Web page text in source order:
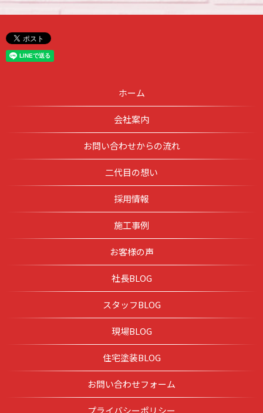
ホーム
会社案内
お問い合わせからの流れ
二代目の想い
採用情報
施工事例
お客様の声
社長BLOG
スタッフBLOG
現場BLOG
住宅塗装BLOG
お問い合わせフォーム
プライバシーポリシー